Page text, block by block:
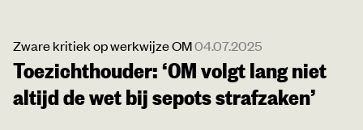
Zware kritiek op werkwijze OM04.07.2025
Toezichthouder: ‘OM volgt lang niet
altijd de wet bij sepots strafzaken’